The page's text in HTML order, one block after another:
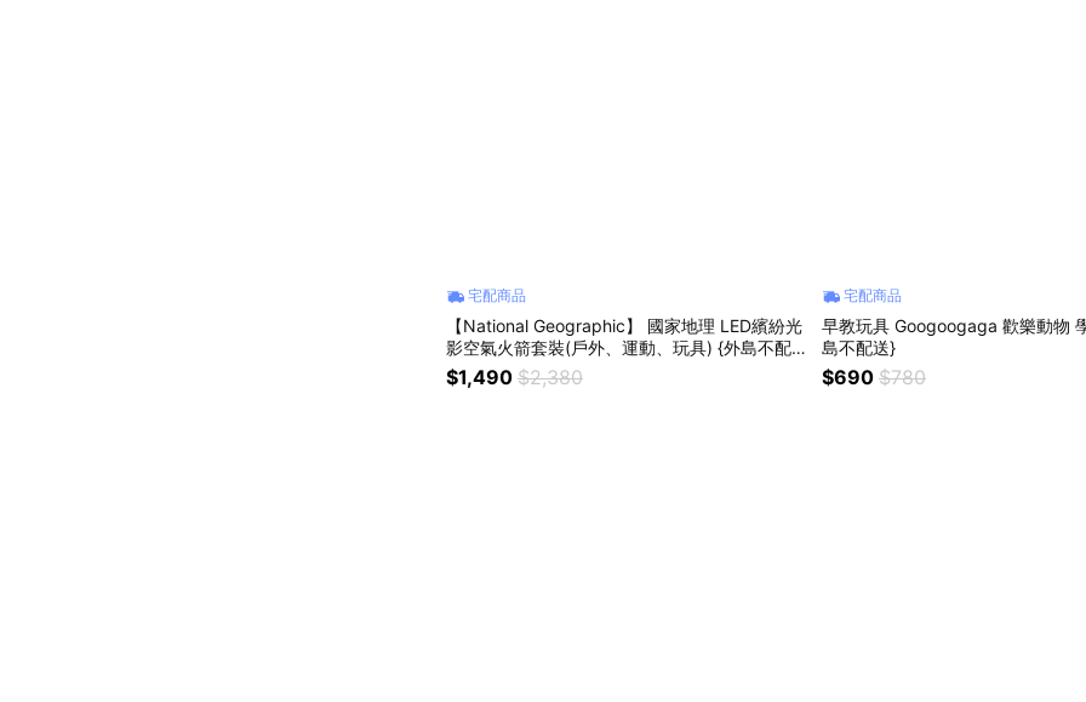
宅配商品
【National Geographic】 國家地理 LED繽紛光
影空氣火箭套裝(戶外、運動、玩具) {外島不配
送}
$1,490 $2,380
宅配商品
早教玩具 Googoogaga 歡樂動物 學習巴士 {外
島不配送}
$690 $780